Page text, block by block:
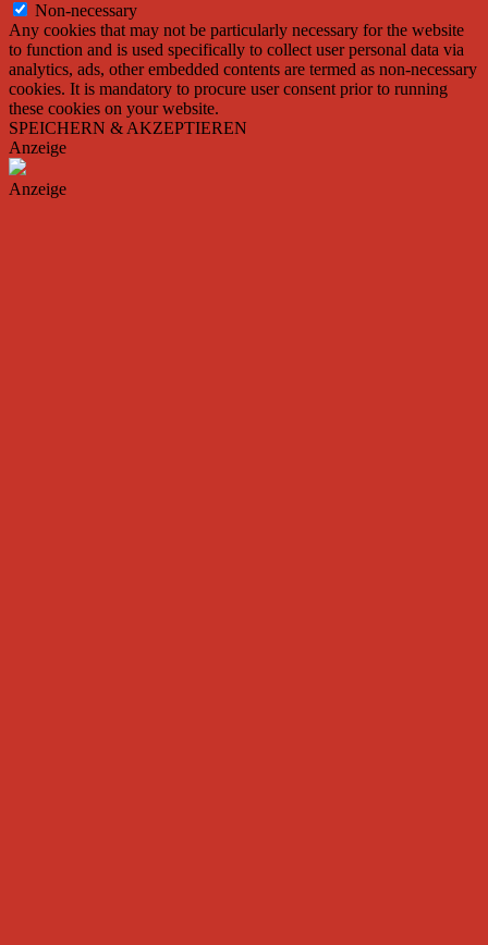
Non-necessary
Any cookies that may not be particularly necessary for the website
to function and is used specifically to collect user personal data via
analytics, ads, other embedded contents are termed as non-necessary
cookies. It is mandatory to procure user consent prior to running
these cookies on your website.
SPEICHERN & AKZEPTIEREN
Anzeige
Anzeige